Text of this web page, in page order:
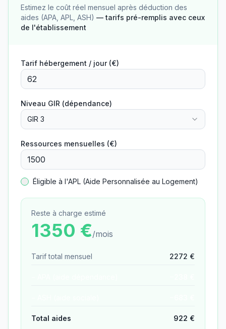
Estimez le coût réel mensuel après déduction des
aides (APA, APL, ASH) — tarifs pré-remplis avec ceux
de l'établissement
Tarif hébergement / jour (€)
Niveau GIR (dépendance)
GIR 3
Ressources mensuelles (€)
Éligible à l'APL (Aide Personnalisée au Logement)
Reste à charge estimé
1350 €/mois
Tarif total mensuel 2272 €
Total aides 922 €